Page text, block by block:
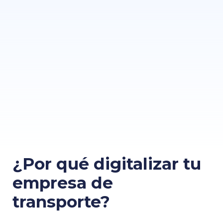
¿Por qué digitalizar tu
empresa de
transporte?